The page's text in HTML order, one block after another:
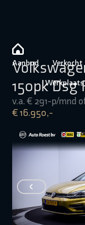
Aanbod Verkocht
Werkplaats
150pk Dsg
v.a. € 291-p/mnd
€ 16.950,-